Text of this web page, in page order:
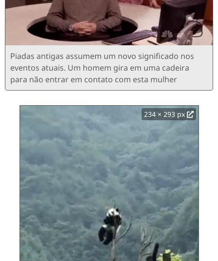
Piadas antigas assumem um novo significado nos
eventos atuais. Um homem gira em uma cadeira
para não entrar em contato com esta mulher
234 × 293 px